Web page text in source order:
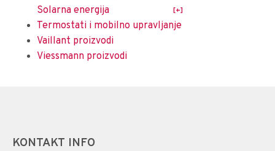
Solarna energija
Termostati i mobilno upravljanje
Vaillant proizvodi
Viessmann proizvodi
KONTAKT INFO